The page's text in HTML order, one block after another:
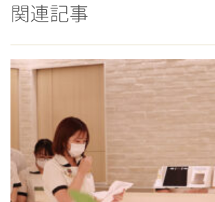
関連記事